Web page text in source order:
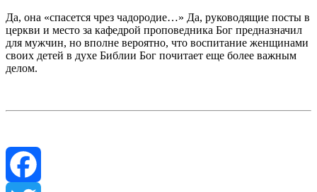
Да, она «спасется чрез чадородие…» Да, руководящие посты в
церкви и место за кафедрой проповедника Бог предназначил
для мужчин, но вполне вероятно, что воспитание женщинами
своих детей в духе Библии Бог почитает еще более важным
делом.